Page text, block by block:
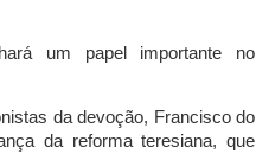
um papel importante no
da devoção, Francisco do
da reforma teresiana, que